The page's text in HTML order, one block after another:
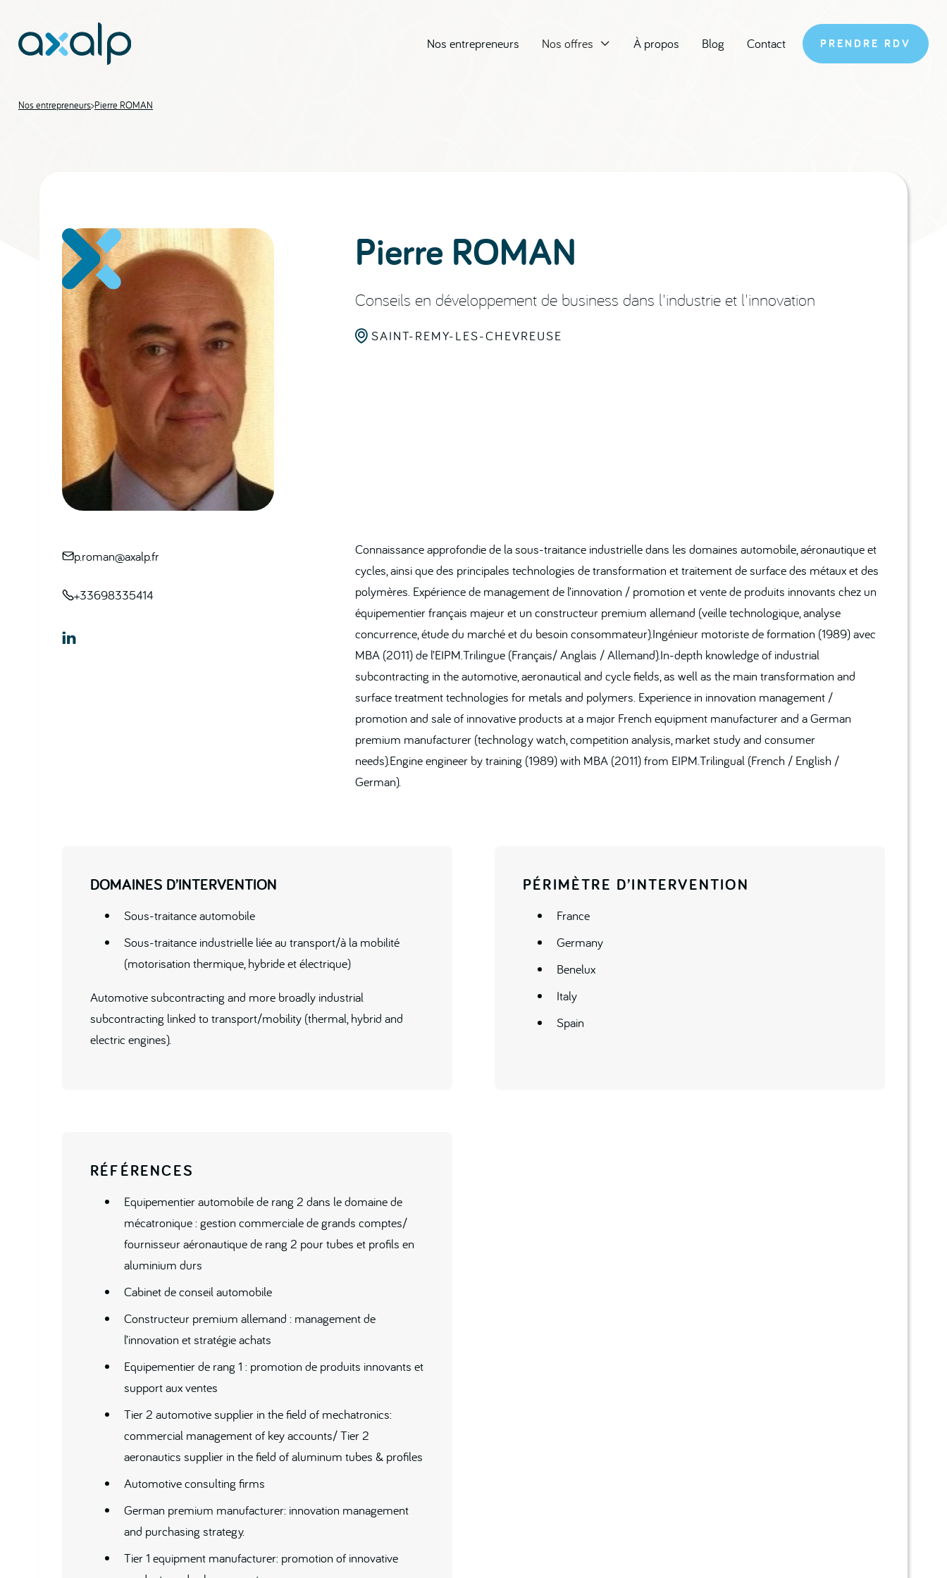
Nos entrepreneurs Nos offres  À propos Blog Contact PRENDRE RDV
Nos entrepreneurs>Pierre ROMAN
Pierre ROMAN
Conseils en développement de business dans l'industrie et l'innovation
 SAINT-REMY-LES-CHEVREUSE
p.roman@axalp.fr
+33698335414

Connaissance approfondie de la sous-traitance industrielle dans les domaines automobile, aéronautique et
cycles, ainsi que des principales technologies de transformation et traitement de surface des métaux et des
polymères. Expérience de management de l’innovation / promotion et vente de produits innovants chez un
équipementier français majeur et un constructeur premium allemand (veille technologique, analyse
concurrence, étude du marché et du besoin consommateur).Ingénieur motoriste de formation (1989) avec
MBA (2011) de l’EIPM.Trilingue (Français/ Anglais / Allemand).In-depth knowledge of industrial
subcontracting in the automotive, aeronautical and cycle fields, as well as the main transformation and
surface treatment technologies for metals and polymers. Experience in innovation management /
promotion and sale of innovative products at a major French equipment manufacturer and a German
premium manufacturer (technology watch, competition analysis, market study and consumer
needs).Engine engineer by training (1989) with MBA (2011) from EIPM.Trilingual (French / English /
German).
DOMAINES D’INTERVENTION
Sous-traitance automobile
Sous-traitance industrielle liée au transport/à la mobilité
(motorisation thermique, hybride et électrique)
Automotive subcontracting and more broadly industrial
subcontracting linked to transport/mobility (thermal, hybrid and
electric engines).
PÉRIMÈTRE D’INTERVENTION
France
Germany
Benelux
Italy
Spain
RÉFÉRENCES
Equipementier automobile de rang 2 dans le domaine de
mécatronique : gestion commerciale de grands comptes/
fournisseur aéronautique de rang 2 pour tubes et profils en
aluminium durs
Cabinet de conseil automobile
Constructeur premium allemand : management de
l’innovation et stratégie achats
Equipementier de rang 1 : promotion de produits innovants et
support aux ventes
Tier 2 automotive supplier in the field of mechatronics:
commercial management of key accounts/ Tier 2
aeronautics supplier in the field of aluminum tubes & profiles
Automotive consulting firms
German premium manufacturer: innovation management
and purchasing strategy.
Tier 1 equipment manufacturer: promotion of innovative